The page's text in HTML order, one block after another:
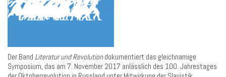
Der Band Literatur und Revolutiondokumentiert das gleichnamige
Symposium, das am 7. November 2017 anlässlich des 100. Jahrestages